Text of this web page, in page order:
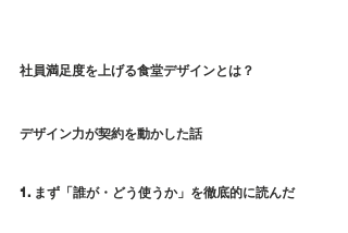
社員満足度を上げる食堂デザインとは？
デザイン力が契約を動かした話
1. まず「誰が・どう使うか」を徹底的に読んだ